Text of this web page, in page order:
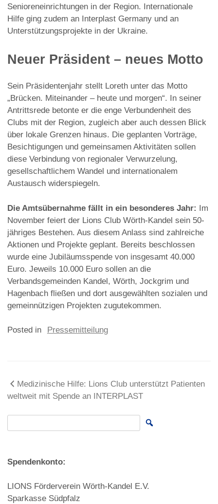
Senioreneinrichtungen in der Region. Internationale
Hilfe ging zudem an Interplast Germany und an
Unterstützungsprojekte in der Ukraine.
Neuer Präsident – neues Motto
Sein Präsidentenjahr stellt Loreth unter das Motto
„Brücken. Miteinander – heute und morgen“. In seiner
Antrittsrede betonte er die enge Verbundenheit des
Clubs mit der Region, zugleich aber auch dessen Blick
über lokale Grenzen hinaus. Die geplanten Vorträge,
Besichtigungen und gemeinsamen Aktivitäten sollen
diese Verbindung von regionaler Verwurzelung,
gesellschaftlichem Wandel und internationalem
Austausch widerspiegeln.
Die Amtsübernahme fällt in ein besonderes Jahr: Im
November feiert der Lions Club Wörth-Kandel sein 50-
jähriges Bestehen. Aus diesem Anlass sind zahlreiche
Aktionen und Projekte geplant. Bereits beschlossen
wurde eine Jubiläumsspende von insgesamt 40.000
Euro. Jeweils 10.000 Euro sollen an die
Verbandsgemeinden Kandel, Wörth, Jockgrim und
Hagenbach fließen und dort ausgewählten sozialen und
gemeinnützigen Projekten zugutekommen.
Posted in Pressemitteilung
Beitragsnavigation
Medizinische Hilfe: Lions Club unterstützt Patienten
weltweit mit Spende an INTERPLAST
Search for:
Spendenkonto:
LIONS Förderverein Wörth-Kandel E.V.
Sparkasse Südpfalz